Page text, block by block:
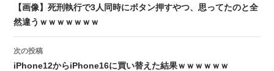
投稿ナビゲーション
【画像】死刑執行で3人同時にボタン押すやつ、思ってたのと全
然違うｗｗｗｗｗｗｗ
次の投稿
iPhone12からiPhone16に買い替えた結果ｗｗｗｗｗｗ